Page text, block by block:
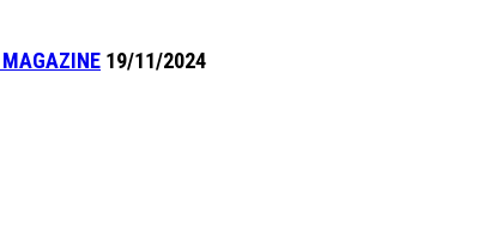
19/11/2024